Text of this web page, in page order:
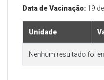
Data de Vacinação: 19
Unidade
Nenhum resultado foi